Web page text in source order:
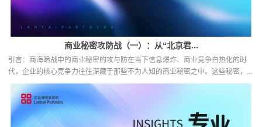
商业秘密攻防战（一）：从“北京君...
引言：商海暗战中的商业秘密的攻与防在当下信息爆炸、商业竞争白热化的时
代，企业的核心竞争力往往深藏于那些不为人知的商业秘密之中。这些秘密，...